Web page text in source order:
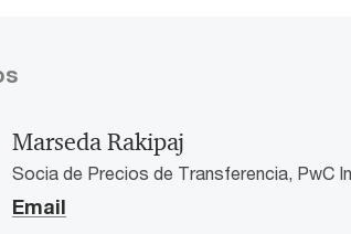
Marseda Rakipaj
Socia de Precios de Transferencia, PwC
Email